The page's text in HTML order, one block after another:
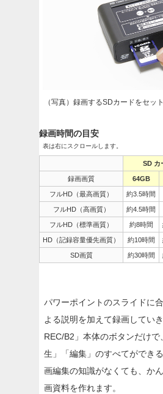
（写真）録画するSDカードをセット
録画時間の目安
表は右にスクロールします。
SD カ
録画画質 64GB
フルHD（最高画質） 約3.5時間
フルHD（高画質） 約4.5時間
フルHD（標準画質） 約8時間
HD（記録容量優先画質） 約10時間
SD画質 約30時間
パワーポイントのスライドに
よる説明を加えて録画してい
REC/B2」本体のボタンだけ
生」「編集」のすべてができ
画編集の知識がなくても、か
画資料を作れます。